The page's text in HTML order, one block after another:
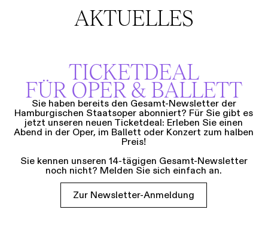
AKTUELLES
TICKETDEAL
FÜR OPER & BALLETT
Sie haben bereits den Gesamt-Newsletter der
Hamburgischen Staatsoper abonniert? Für Sie gibt es
jetzt unseren neuen Ticketdeal: Erleben Sie einen
Abend in der Oper, im Ballett oder Konzert zum halben
Preis!
Sie kennen unseren 14-tägigen Gesamt-Newsletter
noch nicht? Melden Sie sich einfach an.
Zur Newsletter-Anmeldung